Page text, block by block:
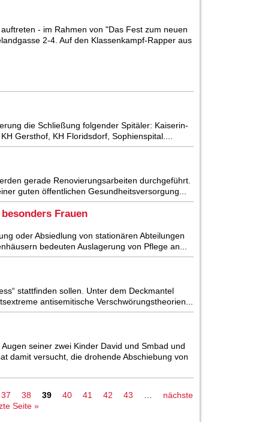
- im Rahmen von "Das Fest zum neuen
2-4. Auf den Klassenkampf-Rapper aus
die Schließung folgender Spitäler: Kaiserin-
Gersthof, KH Floridsdorf, Sophienspital....
gerade Renovierungsarbeiten durchgeführt.
guten öffentlichen Gesundheitsversorgung...
Frauen
oder Absiedlung von stationären Abteilungen
bedeuten Auslagerung von Pflege an...
stattfinden sollen. Unter dem Deckmantel
antisemitische Verschwörungstheorien...
seiner zwei Kinder David und Smbad und
damit versucht, die drohende Abschiebung von
37 38 39 40 41 42 43
nächste
Seite »